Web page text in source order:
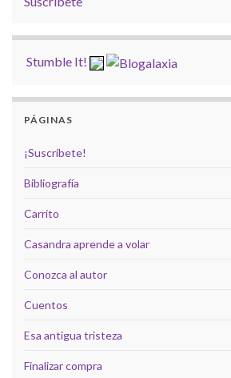
Stumble It!
PÁGINAS
¡Suscríbete!
Bibliografía
Carrito
Casandra aprende a volar
Conozca al autor
Cuentos
Esa antigua tristeza
Finalizar compra